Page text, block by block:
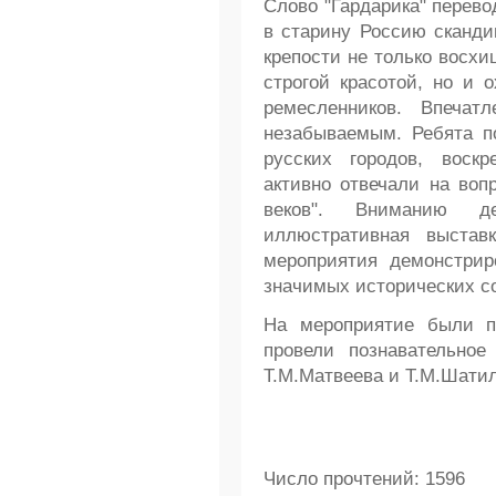
Слово "Гардарика"
в старину Россию
крепости не только
строгой красотой, но и
ремесленников.
незабываемым. Ребята
русских городов,
активно отвечали на
веков". Вниманию
иллюстративная
мероприятия
значимых исторических
На мероприятие
провели
Т.М.Матвеева и
Число прочтений: 1596